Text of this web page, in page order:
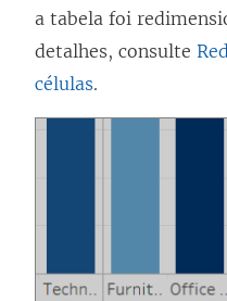
a tabela foi
detalhes, consulte
células.